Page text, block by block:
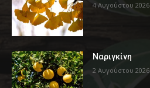
4 Αυγούστου 2026
Ναριγκίνη
2 Αυγούστου 2026